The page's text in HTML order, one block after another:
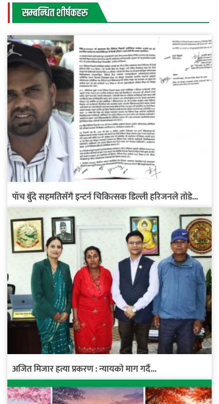
सम्बन्धित शीर्षकहरु
पाँच बुँदे सहमतिसँगै इन्टर्न चिकित्सक डिल्ली हरिजनले तोडे...
अजित मिजार हत्या प्रकरण : न्यायको माग गर्दै...